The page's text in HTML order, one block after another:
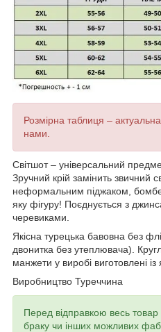
Розмірна таблиця –
нами.
Світшот – універсальний
Зручний крій замінить звичний
неформальним піджаком,
яку фігуру! Поєднується з
черевиками.
Якісна турецька бавовна без
двонитка без утеплювача).
манжети у виробі виготовлені із
Виробництво Туреччина
Перед відправкою весь товар
браку чи інших можливих